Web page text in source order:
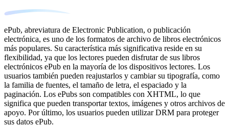
ePub, abreviatura de Electronic Publication, o publicación
electrónica, es uno de los formatos de archivo de libros electrónicos
más populares. Su característica más significativa reside en su
flexibilidad, ya que los lectores pueden disfrutar de sus libros
electrónicos ePub en la mayoría de los dispositivos lectores. Los
usuarios también pueden reajustarlos y cambiar su tipografía, como
la familia de fuentes, el tamaño de letra, el espaciado y la
paginación. Los ePubs son compatibles con XHTML, lo que
significa que pueden transportar textos, imágenes y otros archivos de
apoyo. Por último, los usuarios pueden utilizar DRM para proteger
sus datos ePub.